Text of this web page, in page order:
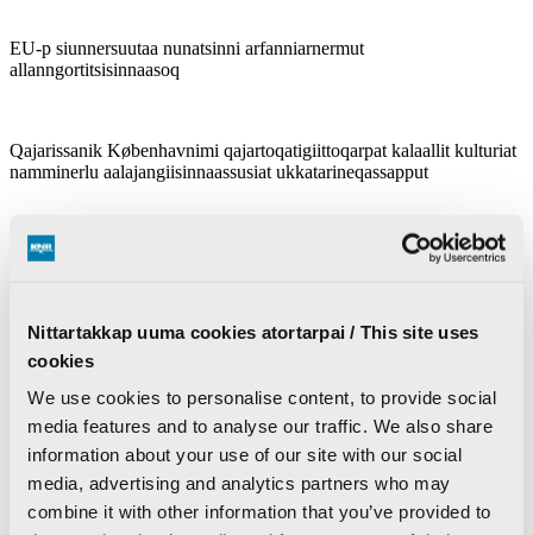
Nittartakkap uuma cookies atortarpai / This site uses
cookies
We use cookies to personalise content, to provide social
media features and to analyse our traffic. We also share
information about your use of our site with our social
media, advertising and analytics partners who may
combine it with other information that you’ve provided to
EU-p siunnersuutaa nunatsinni arfanniarnermut
allanngortitsisinnaasoq
Qajarissanik Københavnimi qajartoqatigiittoqarpat kalaallit kulturiat
namminerlu aalajangiisinnaassusiat ukkatarineqassapput
Qeqertarsuarmi innuttaasut Arktisk Station pillugu:
Politiit ullormut nalunaarutaat:
Ukrainep russit uuliamik akuiaaviat sorsuffiusumit 1.300
kilometerinik ungasitsigisumiittoq saassukkaa
Ullumi atuarneqarnerpaat